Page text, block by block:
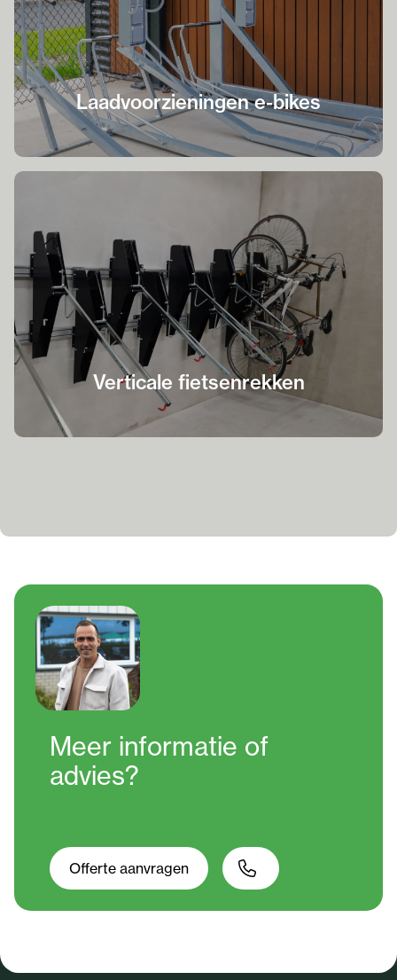
Laadvoorzieningen e-bikes
Verticale fietsenrekken
Meer informatie of
advies?
Offerte aanvragen